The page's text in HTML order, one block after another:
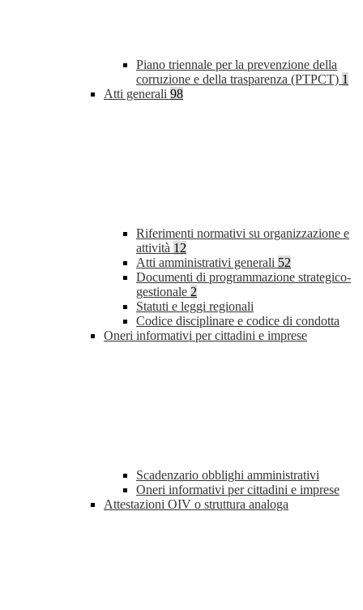
Piano triennale per la prevenzione della
corruzione e della trasparenza (PTPCT) 1
Atti generali 98
Riferimenti normativi su organizzazione e
attività 12
Atti amministrativi generali 52
Documenti di programmazione strategico-
gestionale 2
Statuti e leggi regionali
Codice disciplinare e codice di condotta
Oneri informativi per cittadini e imprese
Scadenzario obblighi amministrativi
Oneri informativi per cittadini e imprese
Attestazioni OIV o struttura analoga